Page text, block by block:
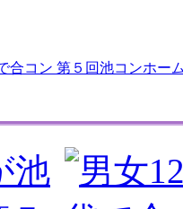
合コン 第５回池コンホー